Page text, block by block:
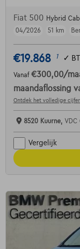
Fiat 500 Hybrid
04/2026
51 km
€19.868 1 ✓
Vanaf €300,00/
maandaflossing
Ontdek het volledige
8520 Kuurne, VDC
Vergelijk